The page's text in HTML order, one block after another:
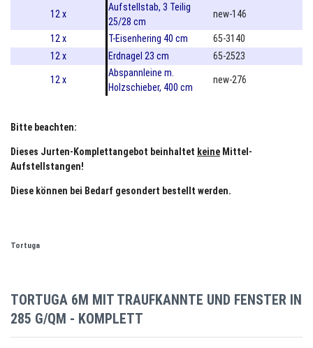
12 x
Aufstellstab, 3 Teilig
25/28 cm
new-146
12 x T-Eisenhering 40 cm
65-3140
12 x
Erdnagel 23 cm 65-2523
12 x
Abspannleine m.
Holzschieber, 400 cm
new-276
Bitte beachten:
Dieses Jurten-Komplettangebot beinhaltet keine Mittel-
Aufstellstangen!
Diese können bei Bedarf gesondert bestellt werden.
Tortuga
TORTUGA 6M MIT TRAUFKANNTE UND FENSTER IN
285 G/QM - KOMPLETT